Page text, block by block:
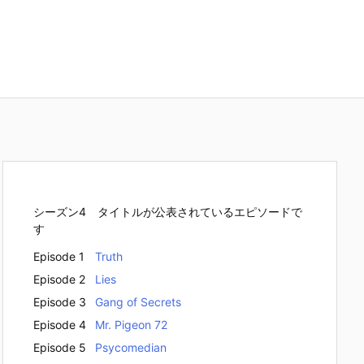
シーズン4 タイトルが公表されているエピソードで
す
Episode 1
Truth
Episode 2
Lies
Episode 3
Gang of Secrets
Episode 4
Mr. Pigeon 72
Episode 5
Psycomedian